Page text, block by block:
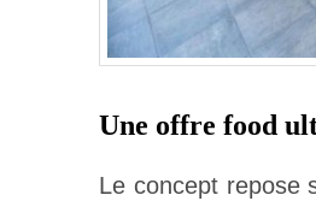
Une offre food
Le concept repose